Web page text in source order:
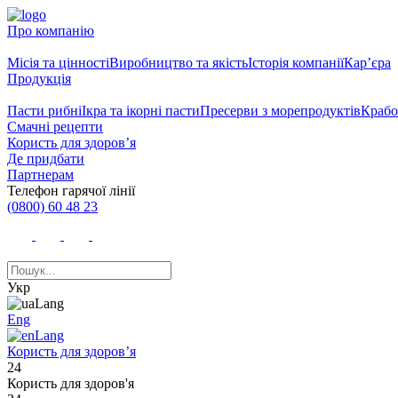
Про компанію
Місія та цінностіВиробництво та якістьІсторія компаніїКар’єра
Продукція
Пасти рибніІкра та ікорні пастиПресерви з морепродуктів
Смачні рецепти
Користь для здоров’я
Де придбати
Партнерам
Телефон гарячої лінії
(0800) 60 48 23
Укр
Eng
Користь для здоров’я
24
Користь для здоров'я